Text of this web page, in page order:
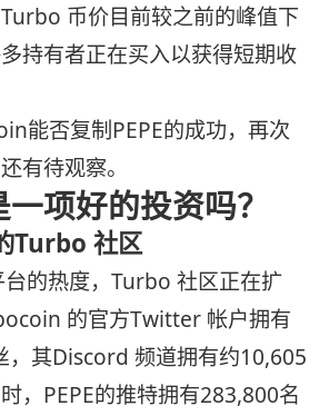
币价目前较之前的峰值下
持有者正在买入以获得短期收
能否复制PEPE的成功，再次
有待观察。
项好的投资吗？
Turbo 社区
台的热度，Turbo 社区正在扩
的官方Twitter 帐户拥有
，其Discord 频道拥有约10,605
，PEPE的推特拥有283,800名